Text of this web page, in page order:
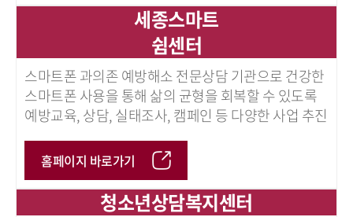
세종스마트
쉼센터
스마트폰 과의존 예방해소 전문상담 기관으로 건강한
스마트폰 사용을 통해 삶의 균형을 회복할 수 있도록
예방교육, 상담, 실태조사, 캠페인 등 다양한 사업 추진
홈페이지 바로가기
청소년상담복지센터